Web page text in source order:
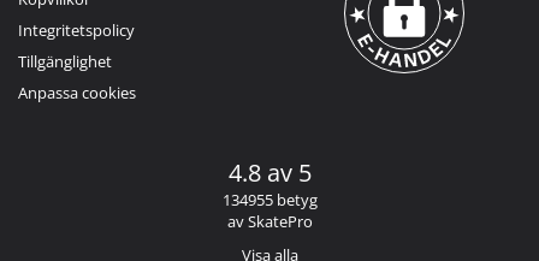
Integritetspolicy
Tillgänglighet
Anpassa cookies
4.8 av 5
134955 betyg
av SkatePro
Visa alla